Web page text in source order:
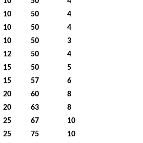
10 50
4
10 50
4
10 50
3
12 50
4
15 50
5
15 57
6
20 60
8
20 63
8
25 67
10
25 75
10